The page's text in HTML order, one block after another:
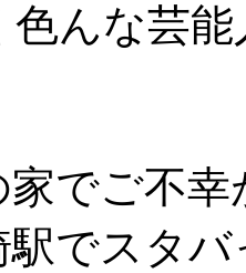
色んな芸
でご不
駅でスタ